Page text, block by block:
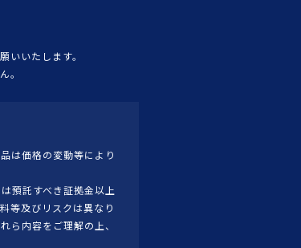
いたします。
。
は価格の変動等により
預託すべき証拠金以上
等及びリスクは異なり
ら内容をご理解の上、